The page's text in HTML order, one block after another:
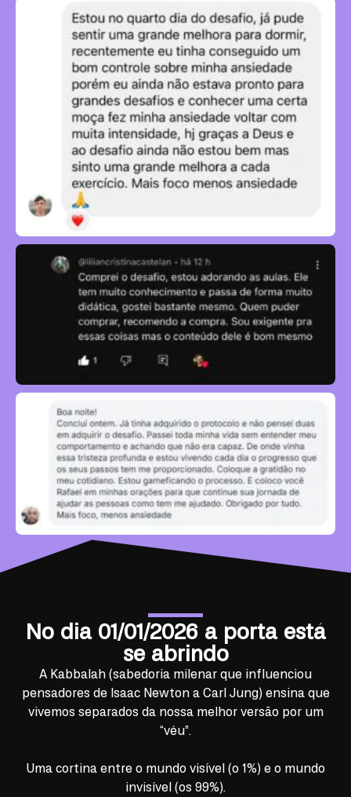
No dia 01/01/2026 a porta está
se abrindo
A Kabbalah (sabedoria milenar que influenciou
pensadores de Isaac Newton a Carl Jung) ensina que
vivemos separados da nossa melhor versão por um
“véu”.
Uma cortina entre o mundo visível (o 1%) e o mundo
invisível (os 99%).